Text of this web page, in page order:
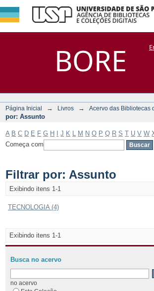
BORE
Filtrar
Assunto
DSpace/Manakin +
Página Inicial → Livros → Acervo das Bibliotecas
por: Assunto
A B C D E F G H J K M N O P Q R S T U V W
Começa com
Filtrar por: Assunto
Exibindo itens 1-1
TECNOLOGIA (4)
Exibindo itens 1-1
Busca no acervo
no acervo